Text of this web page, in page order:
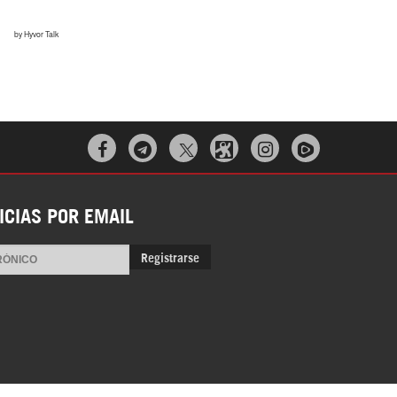
la Razón
  
POR EMAIL
Registrarse